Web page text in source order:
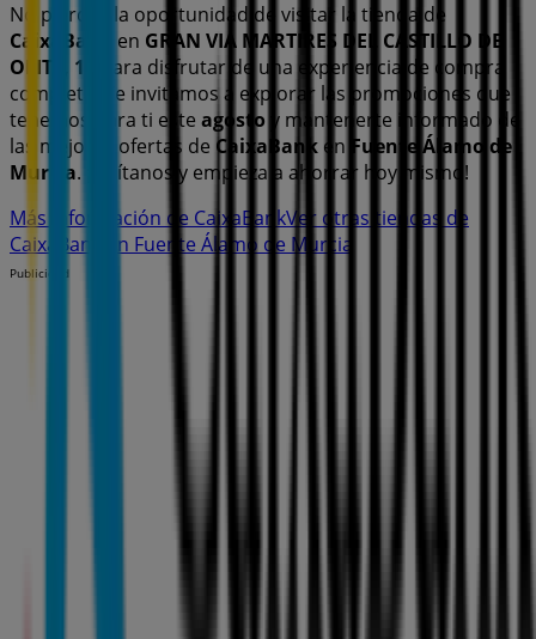
No pierdas la oportunidad de visitar la tienda de
CaixaBank
en GRAN VIA MARTIRES DEL CASTILLO DE
OLITE, 10
para disfrutar de una experiencia de compra
completa. Te invitamos a explorar las promociones que
tenemos para ti este agosto y mantenerte informado de
las mejores ofertas de CaixaBank en Fuente Álamo de
Murcia. ¡Visítanos y empieza a ahorrar hoy mismo!
Más información de CaixaBankVer otras tiendas de
CaixaBank en Fuente Álamo de Murcia
Publicidad